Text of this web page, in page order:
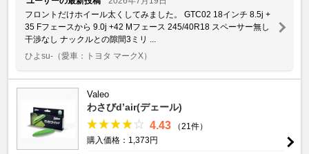
フロントだけホイール太くしてみました。 GTC02 18インチ 8.5j +
35 Fフェースから 9.0j +42 Mフェース 245/40R18 スペーサー無し
干渉なし ナックルとの隙間3ミリ ...
ひよsu- （愛車：トヨタ マークX）
Valeo
わさびd’air(デェール)
4.43
（21件）
購入価格：1,373円